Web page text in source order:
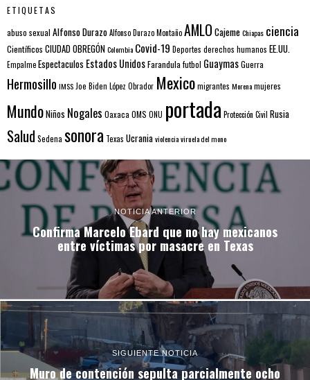
ETIQUETAS
abuso sexual Alfonso DurazoAlfonso Durazo MontañoAMLO CajemeChiapas ciencia
Científicos CIUDAD OBREGÓNColombia Covid-19 Deportes derechos humanos EE.UU.
EmpalmeEspectaculos Estados UnidosFarandulafutbol GuaymasGuerra
Hermosillo IMSS Joe Biden López Obrador Mexicomigrantes Morenamujeres
MundoNiños Nogales Oaxaca OMS ONU portada Protección Civil Rusia
Salud Sedena sonora Texas Ucraniaviolenciaviruela del mono
NOTICIA ANTERIOR
Confirma Marcelo Ebard que no hay mexicanos
entre víctimas por masacre en Texas
SIGUIENTE NOTICIA
Muro de contención sepulta parcialmente ocho